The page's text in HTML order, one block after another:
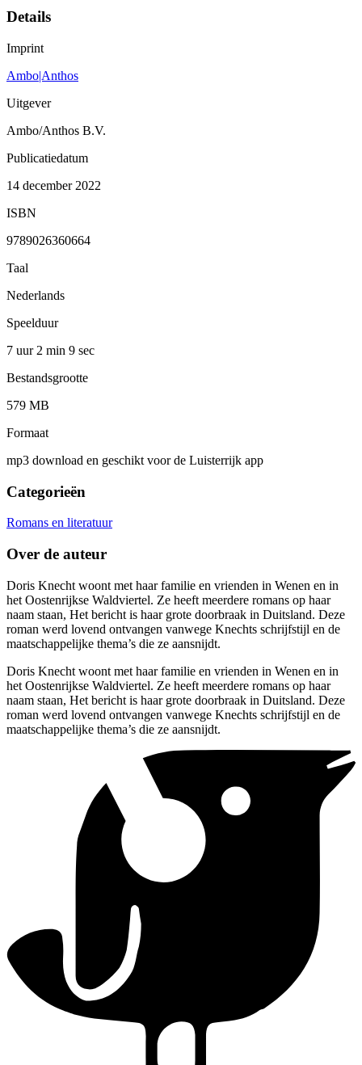
Details
Imprint
Ambo|Anthos
Uitgever
Ambo/Anthos B.V.
Publicatiedatum
14 december 2022
ISBN
9789026360664
Taal
Nederlands
Speelduur
7 uur 2 min 9 sec
Bestandsgrootte
579 MB
Formaat
mp3 download en geschikt voor de Luisterrijk app
Categorieën
Romans en literatuur
Over de auteur
Doris Knecht woont met haar familie en vrienden in Wenen en in
het Oostenrijkse Waldviertel. Ze heeft meerdere romans op haar
naam staan, Het bericht is haar grote doorbraak in Duitsland. Deze
roman werd lovend ontvangen vanwege Knechts schrijfstijl en de
maatschappelijke thema’s die ze aansnijdt.
Doris Knecht woont met haar familie en vrienden in Wenen en in
het Oostenrijkse Waldviertel. Ze heeft meerdere romans op haar
naam staan, Het bericht is haar grote doorbraak in Duitsland. Deze
roman werd lovend ontvangen vanwege Knechts schrijfstijl en de
maatschappelijke thema’s die ze aansnijdt.